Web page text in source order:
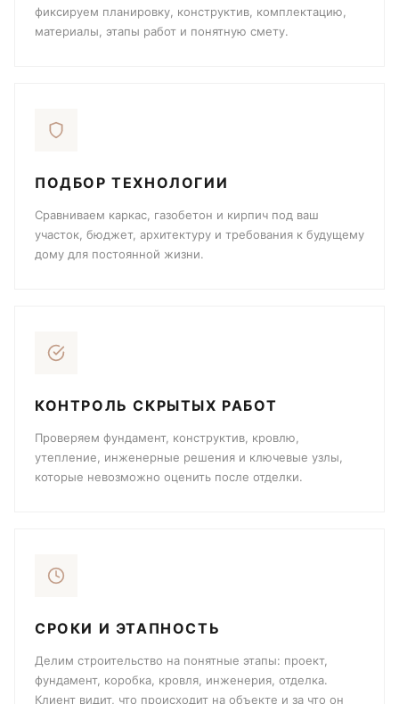
фиксируем планировку, конструктив, комплектацию,
материалы, этапы работ и понятную смету.
ПОДБОР ТЕХНОЛОГИИ
Сравниваем каркас, газобетон и кирпич под ваш
участок, бюджет, архитектуру и требования к будущему
дому для постоянной жизни.
КОНТРОЛЬ СКРЫТЫХ РАБОТ
Проверяем фундамент, конструктив, кровлю,
утепление, инженерные решения и ключевые узлы,
которые невозможно оценить после отделки.
СРОКИ И ЭТАПНОСТЬ
Делим строительство на понятные этапы: проект,
фундамент, коробка, кровля, инженерия, отделка.
Клиент видит, что происходит на объекте и за что он